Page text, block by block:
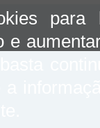
para
e